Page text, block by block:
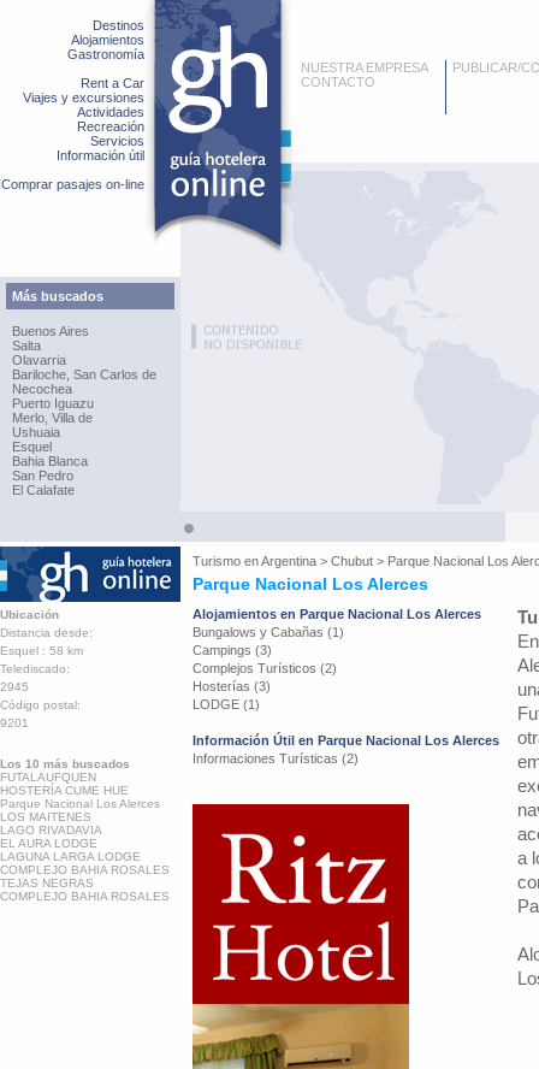
Destinos
Alojamientos
Gastronomía
Rent a Car
Viajes y excursiones
Actividades
Recreación
Servicios
Información útil
Comprar pasajes on-line
Más buscados
Buenos Aires
Salta
Olavarria
Bariloche, San Carlos de
Necochea
Puerto Iguazu
Merlo, Villa de
Ushuaia
Esquel
Bahia Blanca
San Pedro
El Calafate
NUESTRA EMPRESA
CONTACTO
PUBLICAR/
Turismo enArgentina > Chubut > Parque Nacional Los
Parque Nacional Los Alerces
Ubicación
Distancia desde:
Esquel : 58 km
Telediscado:
2945
Código postal:
9201
Los 10 más buscados
FUTALAUFQUEN
HOSTERÍA CUME HUE
Parque Nacional Los Alerces
LOS MAITENES
LAGO RIVADAVIA
EL AURA LODGE
LAGUNA LARGA LODGE
COMPLEJO BAHIA ROSALES
TEJAS NEGRAS
COMPLEJO BAHIA ROSALES
Alojamientos en Parque Nacional Los Alerces
Bungalows y Cabañas (1)
Campings (3)
Complejos Turísticos (2)
Hosterías (3)
LODGE (1)
Información Útil en Parque Nacional Los Alerces
Informaciones Turísticas (2)
a